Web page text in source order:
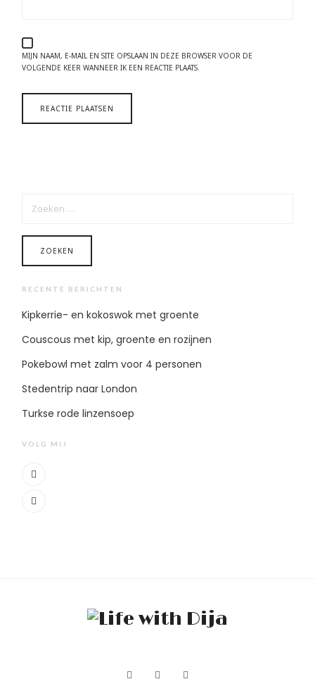
MIJN NAAM, E-MAIL EN SITE OPSLAAN IN DEZE BROWSER VOOR DE
VOLGENDE KEER WANNEER IK EEN REACTIE PLAATS.
NAAR:
RECENTE BERICHTEN
Kipkerrie- en kokoswok met groente
Couscous met kip, groente en rozijnen
Pokebowl met zalm voor 4 personen
Stedentrip naar London
Turkse rode linzensoep
VOLG MIJ